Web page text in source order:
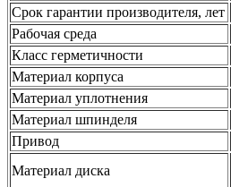
Срок гарантии производителя, лет
Рабочая среда
Класс герметичности
Материал корпуса
Материал уплотнения
Материал шпинделя
Привод
Материал диска